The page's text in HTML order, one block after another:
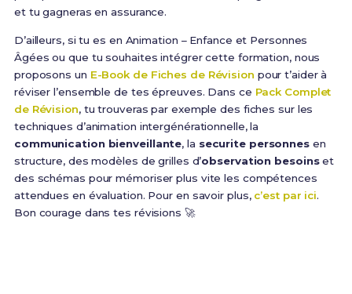
et tu gagneras en assurance.
D’ailleurs, si tu es en Animation – Enfance et Personnes
Âgées ou que tu souhaites intégrer cette formation, nous
proposons un E-Book de Fiches de Révision pour t’aider à
réviser l’ensemble de tes épreuves. Dans ce Pack Complet
de Révision, tu trouveras par exemple des fiches sur les
techniques d’animation intergénérationnelle, la
communication bienveillante, la securite personnesen
structure, des modèles de grilles d’observation besoinset
des schémas pour mémoriser plus vite les compétences
attendues en évaluation. Pour en savoir plus, c’est par ici.
Bon courage dans tes révisions 🚀